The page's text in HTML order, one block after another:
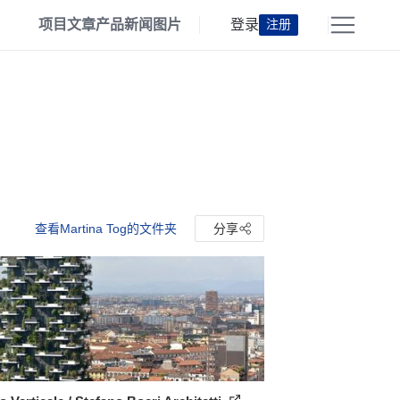
项目文章产品新闻 图片 登录 注册
查看Martina Tog的文件夹 分享